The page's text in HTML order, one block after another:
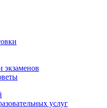
экзаменов
услуг